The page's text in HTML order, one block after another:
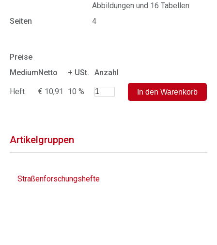
Abbildungen und 16 Tabellen
Seiten
4
Preise
MediumNetto + USt. Anzahl
Heft € 10,91 10 %
Artikelgruppen
Straßenforschungshefte